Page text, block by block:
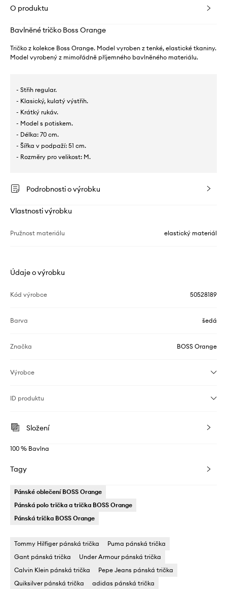
O produktu
Bavlněné tričko Boss Orange
Tričko z kolekce Boss Orange. Model vyroben z tenké, elastické tkaniny.
Model vyrobený z mimořádně příjemného bavlněného materiálu.
- Střih regular.
- Klasický, kulatý výstřih.
- Krátký rukáv.
- Model s potiskem.
- Délka: 70 cm.
- Šířka v podpaží: 51 cm.
- Rozměry pro velikost: M.
Podrobnosti o výrobku
Vlastnosti výrobku
Pružnost materiálu elastický materiál
Údaje o výrobku
Kód výrobce 50528189
Barva šedá
Značka BOSS Orange
Výrobce
ID produktu
Složení
100 % Bavlna
Tagy
Pánské oblečení BOSS Orange
Pánská polo trička a trička BOSS Orange
Pánská trička BOSS Orange
Tommy Hilfiger pánská trička
Puma pánská trička
Gant pánská trička
Under Armour pánská trička
Calvin Klein pánská trička
Pepe Jeans pánská trička
Quiksilver pánská trička
adidas pánská trička